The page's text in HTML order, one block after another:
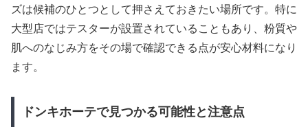
ズは候補のひとつとして押さえておきたい場所です。特に
大型店ではテスターが設置されていることもあり、粉質や
肌へのなじみ方をその場で確認できる点が安心材料になり
ます。
ドンキホーテで見つかる可能性と注意点